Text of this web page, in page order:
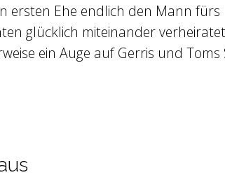
ersten Ehe endlich den Mann
glücklich miteinander
ein Auge auf Gerris und Toms